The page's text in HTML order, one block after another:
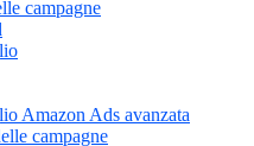
campagne
Amazon Ads avanzata
campagne